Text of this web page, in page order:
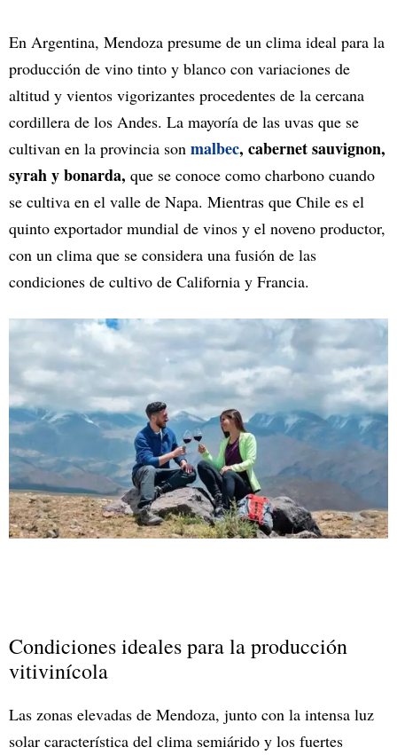
En Argentina, Mendoza presume de un clima ideal para la
producción de vino tinto y blanco con variaciones de
altitud y vientos vigorizantes procedentes de la cercana
cordillera de los Andes. La mayoría de las uvas que se
cultivan en la provincia son malbec, cabernet sauvignon,
syrah y bonarda, que se conoce como charbono cuando
se cultiva en el valle de Napa. Mientras que Chile es el
quinto exportador mundial de vinos y el noveno productor,
con un clima que se considera una fusión de las
condiciones de cultivo de California y Francia.
Condiciones ideales para la producción
vitivinícola
Las zonas elevadas de Mendoza, junto con la intensa luz
solar característica del clima semiárido y los fuertes